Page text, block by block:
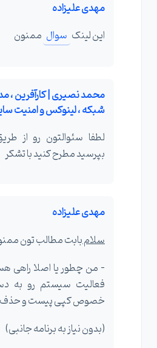
مهدی علیزاده
این لینک سوال ممنون
محمد نصیری | کارآفرین ،
شبکه ، لینوکس و امنیت
لطفا سئوالتون رو از
بپرسید مطرح کنید با تشکر
مهدی علیزاده
سلامبابت مطالب تون
- من چطور یا اصلا راهی
فعالیت سیستم رو به
خصوص کپی پیست و حذف
(بدون نیاز به برنامه جانبی)